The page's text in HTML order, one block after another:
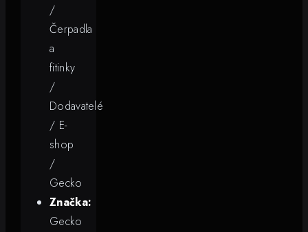
/
Čerpadla
a
fitinky
/
Dodavatelé
/ E-
shop
/
Gecko
Značka:
Gecko